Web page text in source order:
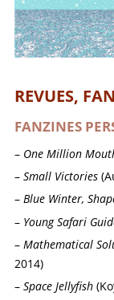
REVUES,
FANZINES
One Million
Small Victories
Blue Winter,
Young Safari
Mathematical
2014)
Space Jellyfish